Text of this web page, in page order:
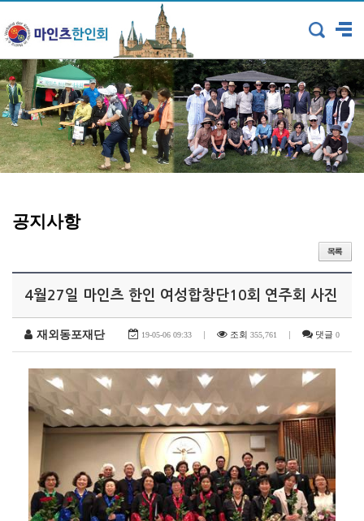
공지사항
4월27일 마인츠 한인 여성합창단10회 연주회 사진
재외동포재단 19-05-06 09:33 조회 355,761 댓글 0